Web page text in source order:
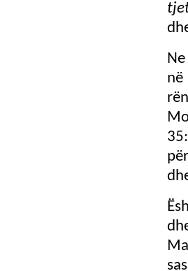
në